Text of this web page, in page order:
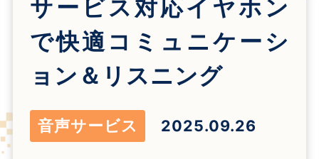
サービス対応イヤホン
で快適コミュニケーシ
ョン＆リスニング
音声サービス 2025.09.26